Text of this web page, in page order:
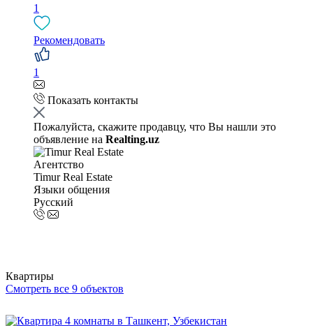
1
Рекомендовать
1
Показать контакты
Пожалуйста, скажите продавцу, что Вы нашли это
объявление на Realting.uz
Агентство
Timur Real Estate
Языки общения
Русский
Квартиры
Смотреть все 9 объектов